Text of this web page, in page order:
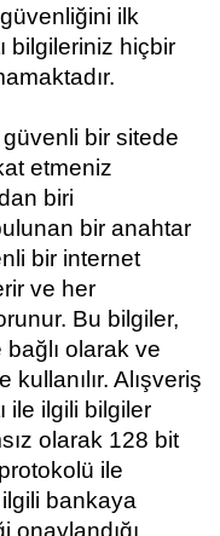
ilk
bilgileriniz hiçbir
bir sitede
etmeniz
biri
bir anahtar
bir internet
ve her
Bu bilgiler,
olarak ve
Alışveriş
ile ilgili bilgiler
olarak 128 bit
ile
bankaya
onaylandığı